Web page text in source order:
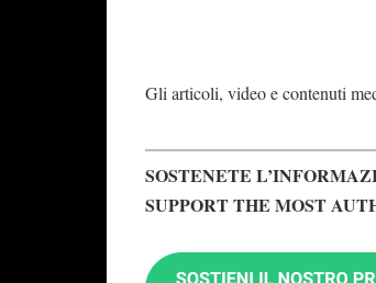
Gli articoli, video e contenuti
SOSTENETE
SUPPORT THE MOST